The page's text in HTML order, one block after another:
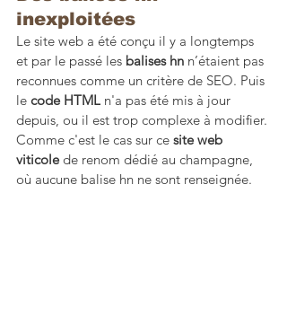
inexploitées
Le site web a été conçu il y a longtemps
et par le passé les balises hn n’étaient pas
reconnues comme un critère de SEO. Puis
le code HTML n'a pas été mis à jour
depuis, ou il est trop complexe à modifier.
Comme c'est le cas sur ce site web
viticole de renom dédié au champagne,
où aucune balise hn ne sont renseignée.